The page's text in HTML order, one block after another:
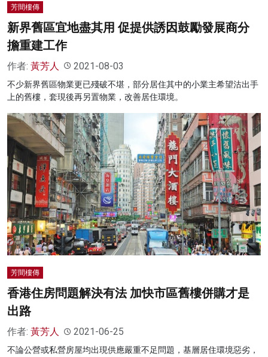
芳間樓傳
新界舊區宜地盡其用 促提供誘因鼓勵發展商分
擔重建工作
作者: 黃芳人 2021-08-03
不少新界舊區物業更已殘破不堪，部分居住其中的小業主希望沽出手
上的舊樓，套現後再另置物業，改善居住環境。
芳間樓傳
香港住房問題解決有法 加快市區舊樓併購才是
出路
作者: 黃芳人 2021-06-25
不論公營或私營房屋均出現供應嚴重不足問題，基層居住環境惡劣，